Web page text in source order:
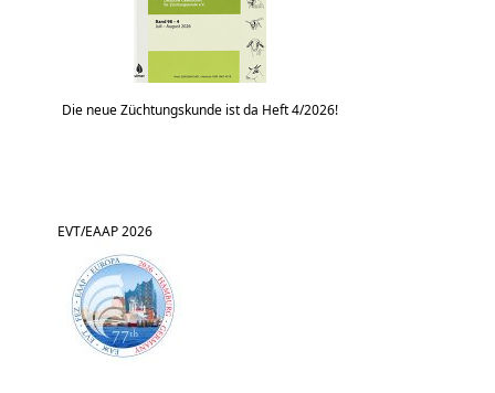
Die neue Züchtungskunde ist da Heft 4/2026!
EVT/EAAP 2026